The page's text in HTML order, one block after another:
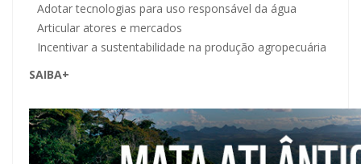
Adotar tecnologias para uso responsável da água
Articular atores e mercados
Incentivar a sustentabilidade na produção agropecuária
SAIBA+